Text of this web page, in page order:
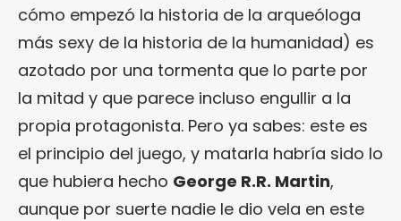
cómo empezó la historia de la arqueóloga
más sexy de la historia de la humanidad) es
azotado por una tormenta que lo parte por
la mitad y que parece incluso engullir a la
propia protagonista. Pero ya sabes: este es
el principio del juego, y matarla habría sido lo
que hubiera hecho George R.R. Martin,
aunque por suerte nadie le dio vela en este